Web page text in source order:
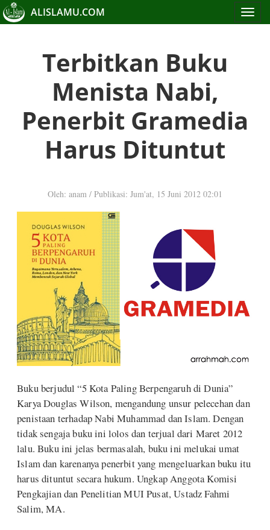
Toggle
ALISLAMU.COM
Terbitkan Buku
Menista Nabi,
Penerbit Gramedia
Harus Dituntut
Oleh: anam / Publikasi: Jum'at, 15 Juni 2012 02:01
Buku berjudul “5 Kota Paling Berpengaruh di Dunia”
Karya Douglas Wilson, mengandung unsur pelecehan dan
penistaan terhadap Nabi Muhammad dan Islam. Dengan
tidak sengaja buku ini lolos dan terjual dari Maret 2012
lalu. Buku ini jelas bermasalah, buku ini melukai umat
Islam dan karenanya penerbit yang mengeluarkan buku itu
harus dituntut secara hukum. Ungkap Anggota Komisi
Pengkajian dan Penelitian MUI Pusat, Ustadz Fahmi
Salim, MA.